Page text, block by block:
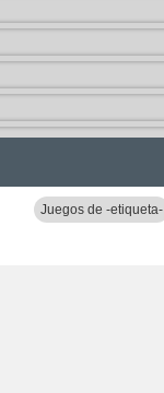
Juegos de -etiqueta-